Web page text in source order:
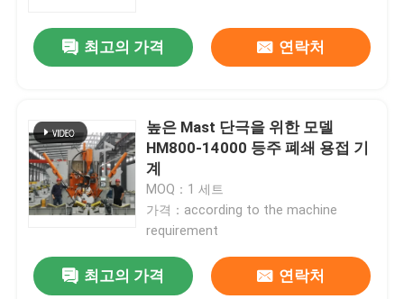
최고의 가격 연락처
높은 Mast 단극을 위한 모델
HM800-14000 등주 폐쇄 용접 기
계
MOQ：1 세트
가격：according to the machine
requirement
최고의 가격 연락처